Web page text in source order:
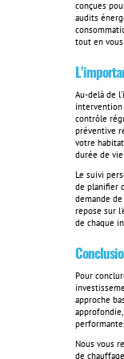
conçues
audits
tout en
Au-delà de
intervention
contrôle
préventive
votre
durée de
Le suivi
de planifier
demande
repose sur
de chaque
Pour
approche
Nous vous
de